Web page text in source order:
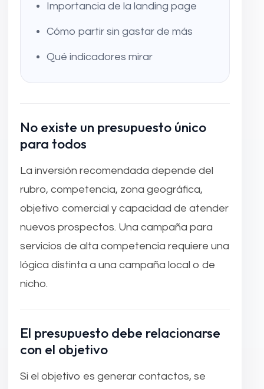
Importancia de la landing page
Cómo partir sin gastar de más
Qué indicadores mirar
No existe un presupuesto único
para todos
La inversión recomendada depende del
rubro, competencia, zona geográfica,
objetivo comercial y capacidad de atender
nuevos prospectos. Una campaña para
servicios de alta competencia requiere una
lógica distinta a una campaña local o de
nicho.
El presupuesto debe relacionarse
con el objetivo
Si el objetivo es generar contactos, se